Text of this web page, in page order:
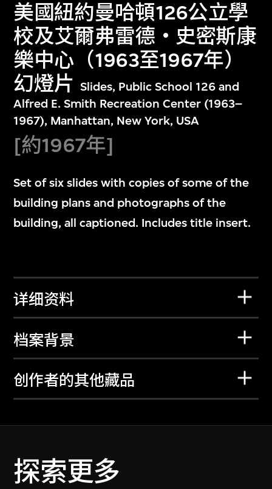
美國紐約曼哈頓126公立學
校及艾爾弗雷德‧史密斯康
樂中心（1963至1967年）
幻燈片 Slides, Public School 126 and
Alfred E. Smith Recreation Center (1963–
1967), Manhattan, New York, USA
[約1967年]
Set of six slides with copies of some of the
building plans and photographs of the
building, all captioned. Includes title insert.
详细资料
档案背景
创作者的其他藏品
探索更多